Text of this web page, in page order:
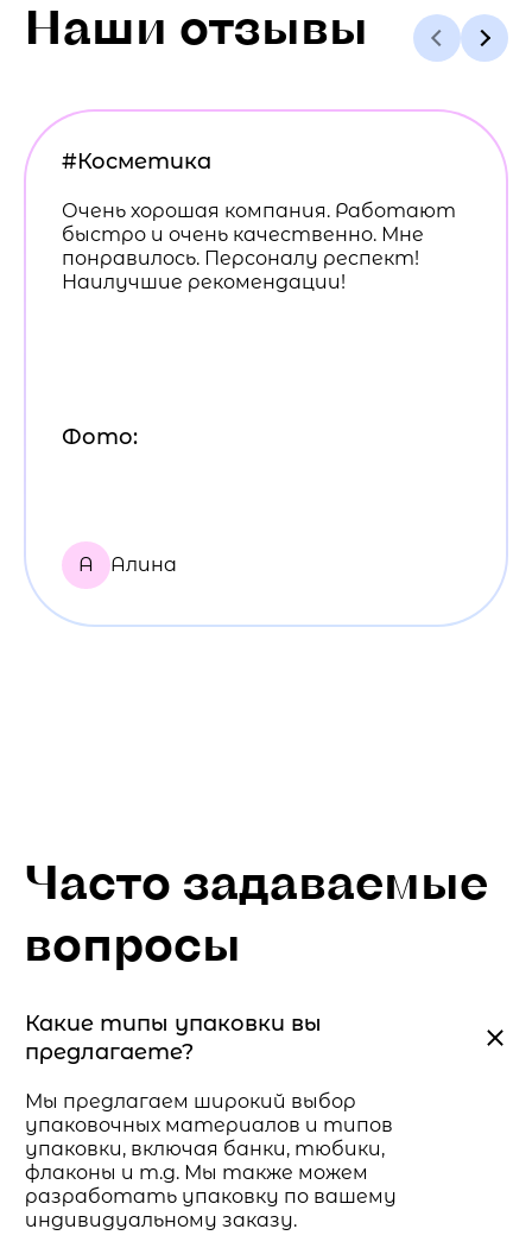
Наши отзывы
#Косметика
Очень хорошая компания. Работают
быстро и очень качественно. Мне
понравилось. Персоналу респект!
Наилучшие рекомендации!
Фото:
А Алина
Часто задаваемые
вопросы
Какие типы упаковки вы
предлагаете?
Мы предлагаем широкий выбор
упаковочных материалов и типов
упаковки, включая банки, тюбики,
флаконы и т.д. Мы также можем
разработать упаковку по вашему
индивидуальному заказу.